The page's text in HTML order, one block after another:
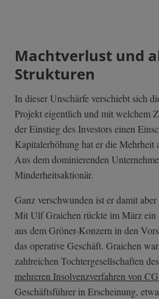
Machtverlust und
Strukturen
In dieser Unschärfe verschiebt sich
Projekt eigentlich und mit welchem
der Einstieg des Investors einen
Kapitalerhöhung hat er die Mehrheit
Aus dem dominierenden
Minderheitsaktionär.
Ganz verschwunden ist er damit
Mit Ulf Graichen rückte im März ein
aus dem Gröner-Konzern in den
das operative Geschäft. Graichen
zahlreichen Tochtergesellschaften
mehreren Insolvenzverfahren von
Geschäftsführer in Erscheinung,